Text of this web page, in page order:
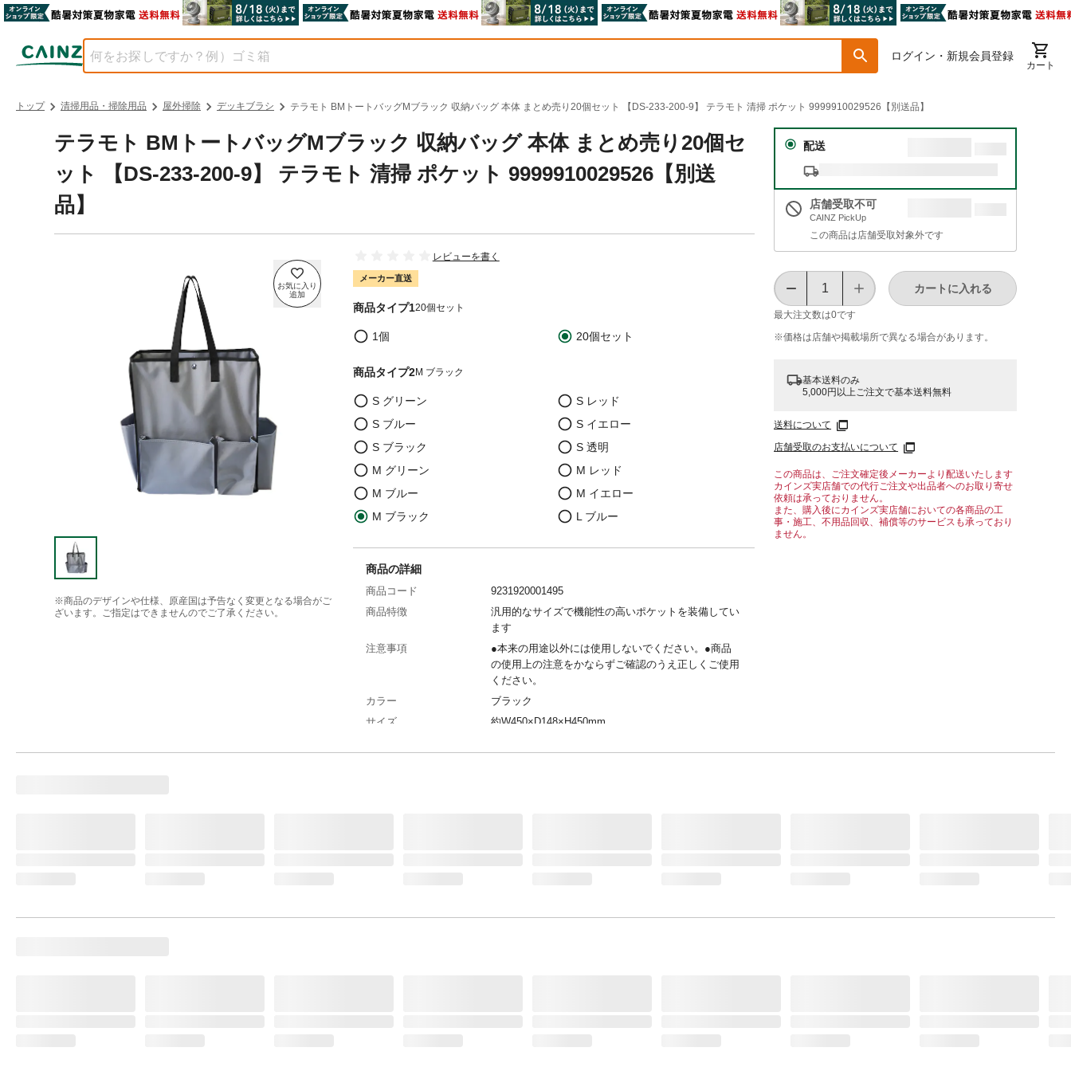
ログイン・新規会員登録
カート
トップ 清掃用品・掃除用品 屋外掃除 デッキブラシ テラモト BMトートバッグMブラック 収納バッグ 本体 まとめ売り20個セット 【DS-233-200-9】 テラモト 清掃 ポケット 9999910029526【別送品】
テラモト BMトートバッグMブラック 収納バッグ 本体 まとめ売り20個セ
ット 【DS-233-200-9】 テラモト 清掃 ポケット 9999910029526【別送
品】
※商品のデザインや仕様、原産国は予告なく変更となる場合がご
ざいます。ご指定はできませんのでご了承ください。
レビューを書く
メーカー直送
商品タイプ120個セット
1個 20個セット
商品タイプ2M ブラック
S グリーン
S レッド
S ブルー
S イエロー
S ブラック
S 透明
M グリーン
M レッド
M ブルー
M イエロー
M ブラック
L ブルー
配送
店舗受取不可
CAINZ PickUp
この商品は店舗受取対象外です
最大注文数は0です
カートに入れる
※価格は​店舗や​掲載場所で​異なる​場合が​あります。
基本送料のみ
5,000円以上ご注文で基本送料無料
送料について
店舗受取のお支払いについて
この商品は、ご注文確定後メーカーより配送いたします
カインズ実店舗での代行ご注文や出品者へのお取り寄せ
依頼は承っておりません。
また、購入後にカインズ実店舗においての各商品の工
事・施工、不用品回収、補償等のサービスも承っており
ません。
商品の詳細
商品コード
9231920001495
商品特徴
汎用的なサイズで機能性の高いポケットを装備してい
ます
注意事項
●本来の用途以外には使用しないでください。●商品
の使用上の注意をかならずご確認のうえ正しくご使用
ください。
カラー
ブラック
サイズ
約W450×D148×H450mm